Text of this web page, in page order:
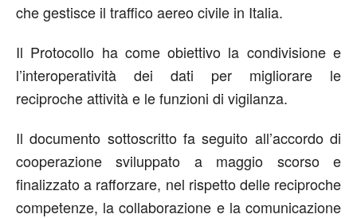
che gestisce il traffico aereo civile in Italia.
Il Protocollo ha come obiettivo la condivisione e
l’interoperatività dei dati per migliorare le
reciproche attività e le funzioni di vigilanza.
Il documento sottoscritto fa seguito all’accordo di
cooperazione sviluppato a maggio scorso e
finalizzato a rafforzare, nel rispetto delle reciproche
competenze, la collaborazione e la comunicazione